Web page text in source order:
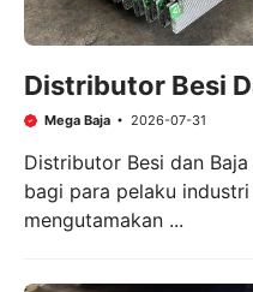
Distributor Besi
Mega Baja 2026-07-31
Distributor Besi dan
bagi para pelaku
mengutamakan ...